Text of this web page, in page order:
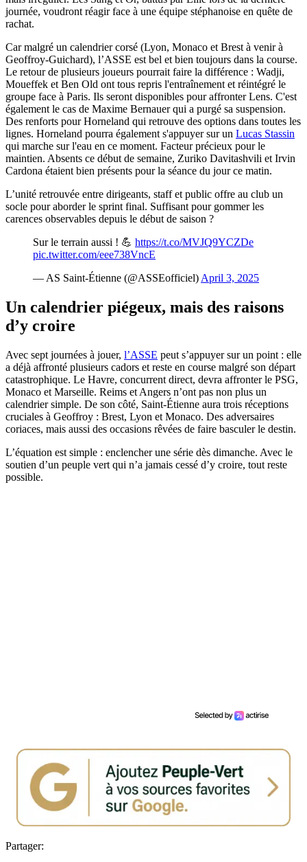
journée, voudront réagir face à une équipe stéphanoise en quête de
rachat.
Car malgré un calendrier corsé (Lyon, Monaco et Brest à venir à
Geoffroy-Guichard), l’ASSE est bel et bien toujours dans la course.
Le retour de plusieurs joueurs pourrait faire la différence : Wadji,
Moueffek et Ben Old ont tous repris l'entraînement et réintégré le
groupe face à Paris. Ils seront disponibles pour affronter Lens. C'est
également le cas de Maxime Bernauer qui a purgé sa suspension.
Des renforts pour Horneland qui retrouve des options dans toutes les
lignes. Horneland pourra également s'appuyer sur un Lucas Stassin
qui marche sur l'eau en ce moment. Facteur précieux pour le
maintien. Absents ce début de semaine, Zuriko Davitashvili et Irvin
Cardona étaient bien présents pour la séance du jour ce matin.
L’unité retrouvée entre dirigeants, staff et public offre au club un
socle pour aborder le sprint final. Suffisant pour gommer les
carences observables depuis le début de saison ?
Sur le terrain aussi ! 💪 https://t.co/MVJQ9YCZDe
pic.twitter.com/eee738VncE
— AS Saint-Étienne (@ASSEofficiel) April 3, 2025
Un calendrier piégeux, mais des raisons
d’y croire
Avec sept journées à jouer, l’ASSE peut s’appuyer sur un point : elle
a déjà affronté plusieurs cadors et reste en course malgré son départ
catastrophique. Le Havre, concurrent direct, devra affronter le PSG,
Monaco et Marseille. Reims et Angers n’ont pas non plus un
calendrier simple. De son côté, Saint-Étienne aura trois réceptions
cruciales à Geoffroy : Brest, Lyon et Monaco. Des adversaires
coriaces, mais aussi des occasions rêvées de faire basculer le destin.
L’équation est simple : enclencher une série dès dimanche. Avec le
soutien d’un peuple vert qui n’a jamais cessé d’y croire, tout reste
possible.
Partager: